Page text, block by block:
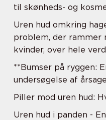
til skønheds- og
Uren hud omkring
problem, der rammer
kvinder, over hele
**Bumser på ryggen:
undersøgelse af
Piller mod uren hud:
Uren hud i panden -